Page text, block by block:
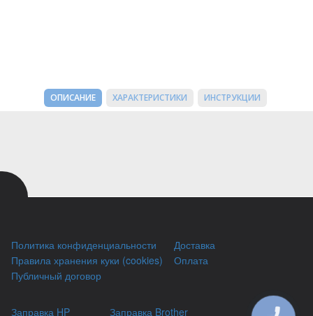
ОПИСАНИЕ ХАРАКТЕРИСТИКИ ИНСТРУКЦИИ
Политика конфиденциальности
Правила хранения куки (cookies)
Публичный договор
Доставка
Оплата
Заправка HP Заправка Brother